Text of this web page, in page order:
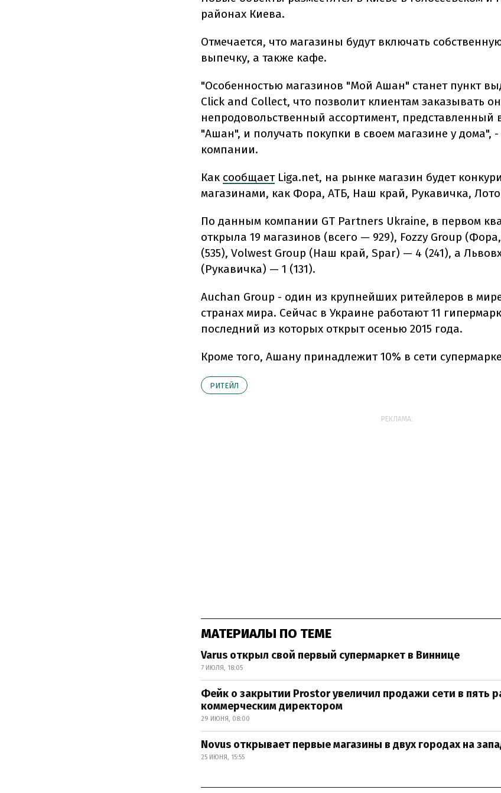
районах Киева.
Отмечается, что магазины будут включать
выпечку, а также кафе.
"Особенностью магазинов "Мой Ашан" станет пункт
Click and Collect, что позволит клиентам заказывать
непродовольственный ассортимент, представленный
"Ашан", и получать покупки в своем магазине у дома",
компании.
Как сообщаетLiga.net, на рынке магазин будет
магазинами, как Фора, АТБ, Наш край, Рукавичка,
По данным компании GT Partners Ukraine, в первом
открыла 19 магазинов (всего — 929), Fozzy Group
(535), Volwest Group (Наш край, Spar) — 4 (241), а
(Рукавичка) — 1 (131).
Auchan Group - один из крупнейших ритейлеров в
странах мира. Сейчас в Украине работают 11
последний из которых открыт осенью 2015 года.
Кроме того, Ашану принадлежит 10% в сети
РИТЕЙЛ
РЕКЛАМА:
МАТЕРИАЛЫ ПО ТЕМЕ
Varus открыл свой первый супермаркет в Виннице
7 ИЮЛЯ, 18:05
Фейк о закрытии Prostor увеличил продажи сети в пять
коммерческим директором
29 ИЮНЯ, 08:00
Novus открывает первые магазины в двух городах на
25 ИЮНЯ, 15:55